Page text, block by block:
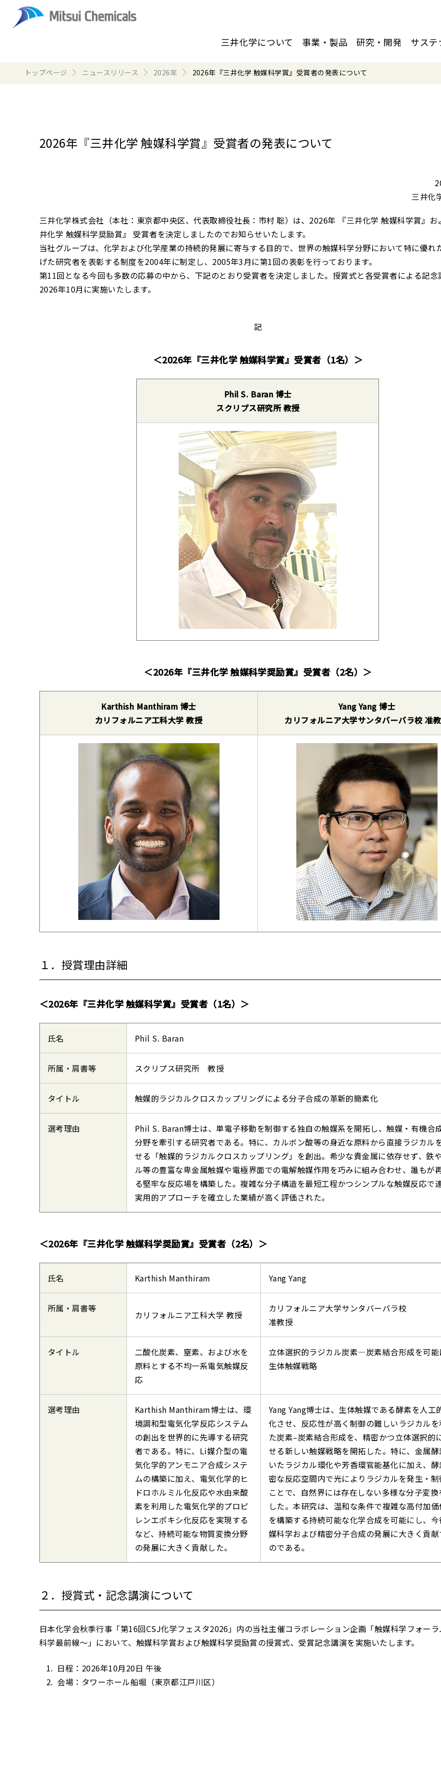
三井化学について 事業・製品 研究・開発 サステ
トップページ ニュースリリース 2026年 2026年『三井化学 触媒科学賞』受賞者の発表について
2026年『三井化学 触媒科学賞』受賞者の発表について
三井化
三井化学株式会社（本社：東京都中央区、代表取締役社長：市村 聡）は、2026年 『三井化学 触媒科学賞』お
井化学 触媒科学奨励賞』 受賞者を決定しましたのでお知らせいたします。
当社グループは、化学および化学産業の持続的発展に寄与する目的で、世界の触媒科学分野において特に優れ
げた研究者を表彰する制度を2004年に制定し、2005年3月に第1回の表彰を行っております。
第11回となる今回も多数の応募の中から、下記のとおり受賞者を決定しました。授賞式と各受賞者による記念
2026年10月に実施いたします。
記
＜2026年『三井化学 触媒科学賞』受賞者（1名）＞
Phil S. Baran 博士
スクリプス研究所 教授
＜2026年『三井化学 触媒科学奨励賞』受賞者（2名）＞
Karthish Manthiram 博士
カリフォルニア工科大学 教授
Yang Yang 博士
カリフォルニア大学サンタバーバラ校 准
１．授賞理由詳細
＜2026年『三井化学 触媒科学賞』受賞者（1名）＞
氏名 Phil S. Baran
所属・肩書等 スクリプス研究所 教授
タイトル 触媒的ラジカルクロスカップリングによる分子合成の革新的簡素化
選考理由
Phil S. Baran博士は、単電子移動を制御する独自の触媒系を開拓し、触媒・有機合
分野を牽引する研究者である。特に、カルボン酸等の身近な原料から直接ラジカル
せる「触媒的ラジカルクロスカップリング」を創出。希少な貴金属に依存せず、鉄
ル等の豊富な卑金属触媒や電極界面での電解触媒作用を巧みに組み合わせ、誰もが
る堅牢な反応場を構築した。複雑な分子構造を最短工程かつシンプルな触媒反応で
実用的アプローチを確立した業績が高く評価された。
＜2026年『三井化学 触媒科学奨励賞』受賞者（2名）＞
氏名 Karthish Manthiram Yang Yang
所属・肩書等
カリフォルニア工科大学 教授
カリフォルニア大学サンタバーバラ校
准教授
タイトル
二酸化炭素、窒素、および水を
原料とする不均一系電気触媒反
応
立体選択的ラジカル炭素―炭素結合形成を可
生体触媒戦略
選考理由
Karthish Manthiram博士は、環
境調和型電気化学反応システム
の創出を世界的に先導する研究
者である。特に、Li媒介型の電
気化学的アンモニア合成システ
ムの構築に加え、電気化学的ヒ
ドロホルミル化反応や水由来酸
素を利用した電気化学的プロピ
レンエポキシ化反応を実現する
など、持続可能な物質変換分野
の発展に大きく貢献した。
Yang Yang博士は、生体触媒である酵素を人工
化させ、反応性が高く制御の難しいラジカル
た炭素–炭素結合形成を、精密かつ立体選択的
せる新しい触媒戦略を開拓した。特に、金属
いたラジカル環化や芳香環官能基化に加え、
密な反応空間内で光によりラジカルを発生・
ことで、自然界には存在しない多様な分子変
した。本研究は、温和な条件で複雑な高付加
を構築する持続可能な化学合成を可能にし、
媒科学および精密分子合成の発展に大きく貢
のである。
２．授賞式・記念講演について
日本化学会秋季行事「第16回CSJ化学フェスタ2026」内の当社主催コラボレーション企画「触媒科学フォー
科学最前線～」において、触媒科学賞および触媒科学奨励賞の授賞式、受賞記念講演を実施いたします。
日程：2026年10月20日 午後
会場：タワーホール船堀（東京都江戸川区）